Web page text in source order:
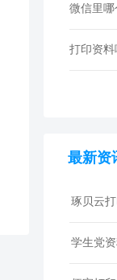
微信里哪
打印资料
最新资
琢贝云